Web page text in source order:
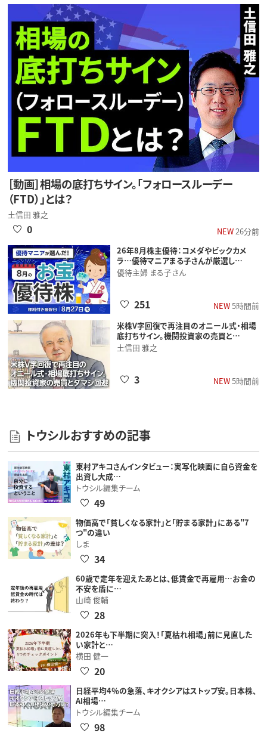
［動画］相場の底打ちサイン。「フォロースルーデー
（FTD）」とは？
土信田 雅之
NEW26分前
0
26年8月株主優待：コメダやビックカメ
ラ…優待マニアまる子さんが厳選し…
優待主婦 まる子さん
NEW5時間前
251
米株V字回復で再注目のオニール式・相場
底打ちサイン。機関投資家の売買と…
土信田 雅之
NEW5時間前
3
トウシルおすすめの記事
東村アキコさんインタビュー：実写化映画に自ら資金を
出資し大成…
トウシル編集チーム
49
物価高で「貧しくなる家計」と「貯まる家計」にある"7
つ"の違い
しま
34
60歳で定年を迎えたあとは、低賃金で再雇用…お金の
不安を盾に…
山崎 俊輔
28
2026年も下半期に突入！「夏枯れ相場」前に見直した
い家計と…
横田 健一
20
日経平均4％の急落、キオクシアはストップ安。日本株、
AI相場…
トウシル編集チーム
98